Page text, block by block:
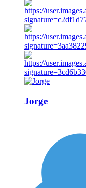
Jorge